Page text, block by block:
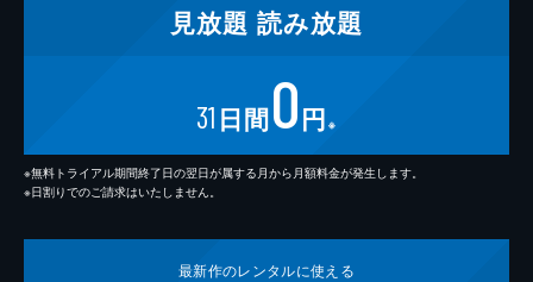
見放題 読み放題
31 日間0円 ※
※無料トライアル期間終了日の翌日が属する月から月額料金が発生します。
※日割りでのご請求はいたしません。
最新作のレンタルに使える